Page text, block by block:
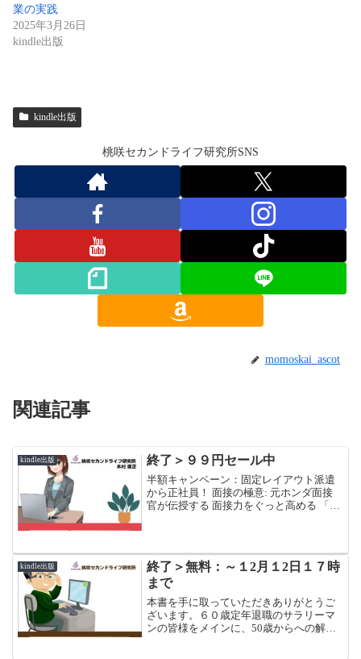
業の実践
2025年3月26日
kindle出版
kindle出版
桃咲セカンドライフ研究所SNS
momoskai_ascot
関連記事
kindle出版 終了＞９９円セール中
半額キャンペーン：固定レイアウト派遣
から正社員！ 面接の極意: 元ホンダ面接
官が伝授する 面接力をぐっと高める 「と
kindle出版
終了＞無料：～１2月１2日１７時
まで
本書を手に取っていただきありがとうご
ざいます。６０歳定年退職のサラリーマ
ンの皆様をメインに、50歳からへの解説